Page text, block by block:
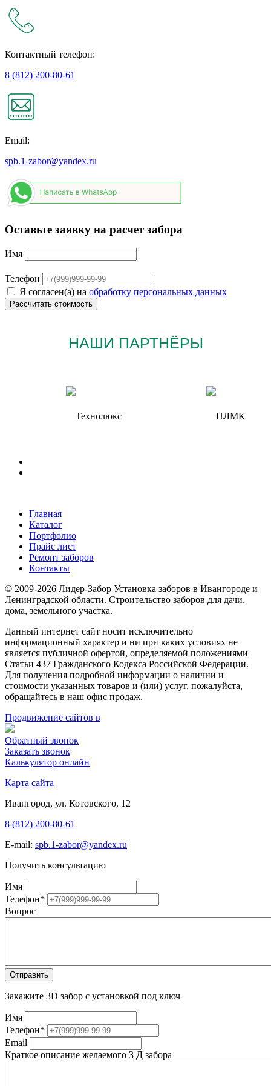
Контактный телефон:
8 (812) 200-80-61
Email:
spb.1-zabor@yandex.ru
Оставьте заявку на расчет забора
Имя
Телефон
Я согласен(а) на обработку персональных данных
НАШИ ПАРТНЁРЫ
Главная
Каталог
Портфолио
Прайс лист
Ремонт заборов
Контакты
© 2009-2026 Лидер-Забор Установка заборов в Ивангороде и
Ленинградской области. Строительство заборов для дачи,
дома, земельного участка.
Данный интернет сайт носит исключительно
информационный характер и ни при каких условиях не
является публичной офертой, определяемой положениями
Статьи 437 Гражданского Кодекса Российской Федерации.
Для получения подробной информации о наличии и
стоимости указанных товаров и (или) услуг, пожалуйста,
обращайтесь в наш офис продаж.
Продвижение сайтов в
Обратный звонок
Заказать звонок
Калькулятор онлайн
Карта сайта
Ивангород, ул. Котовского, 12
8 (812) 200-80-61
E-mail: spb.1-zabor@yandex.ru
Получить консультацию
Имя
Телефон*
Вопрос
Закажите 3D забор с установкой под ключ
Имя
Телефон*
Email
Краткое описание желаемого 3 Д забора